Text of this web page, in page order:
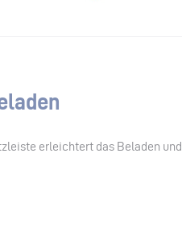
erleichtert das Beladen